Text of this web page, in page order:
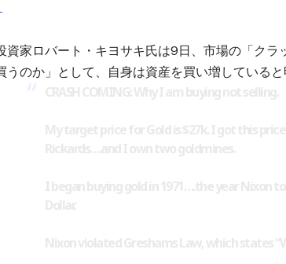
資家ロバート・キヨサキ氏は9日、市場の「ク
うのか」として、自身は資産を買い増していると